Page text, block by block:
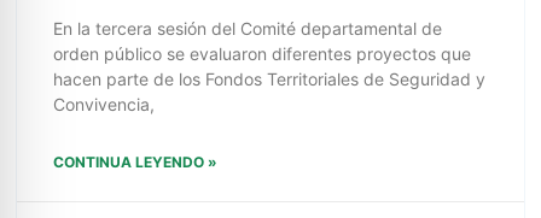
En la tercera sesión del Comité departamental de
orden público se evaluaron diferentes proyectos que
hacen parte de los Fondos Territoriales de Seguridad y
Convivencia,
CONTINUA LEYENDO »